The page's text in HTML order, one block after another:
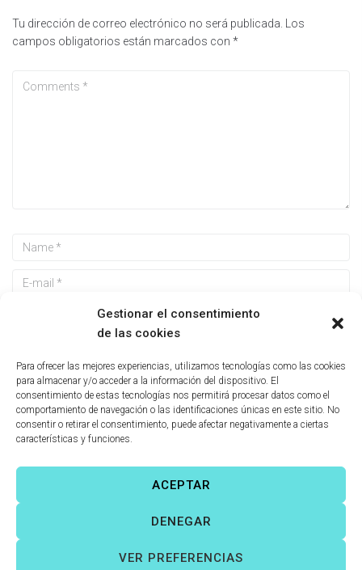
Gestionar el consentimiento
de las cookies
Para ofrecer las mejores experiencias, utilizamos tecnologías como las cookies
para almacenar y/o acceder a la información del dispositivo. El
consentimiento de estas tecnologías nos permitirá procesar datos como el
comportamiento de navegación o las identificaciones únicas en este sitio. No
consentir o retirar el consentimiento, puede afectar negativamente a ciertas
características y funciones.
ACEPTAR
DENEGAR
VER PREFERENCIAS
Tu dirección de correo electrónico no será publicada.
Los
campos obligatorios están marcados con *
Guarda mi nombre, correo electrónico y web en este
navegador para la próxima vez que comente.
Víctor Fernández Correas
Todos los derechos reservados. |
|Política de cookies